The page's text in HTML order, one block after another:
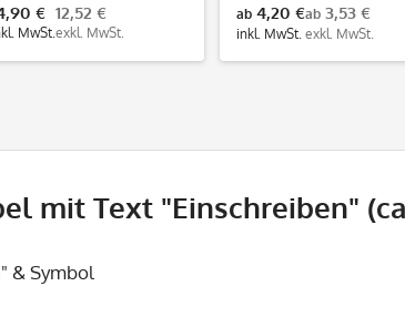
farbig / großes
€
MwSt.
12,52 €
exkl. MwSt.
ab4,20 €
inkl. MwSt.
ab3,53 €
exkl. MwSt.
mit Text "Einschreiben"
& Symbol